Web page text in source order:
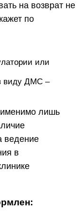
на возврат не
по
или
виду ДМС –
лишь
ведение
в